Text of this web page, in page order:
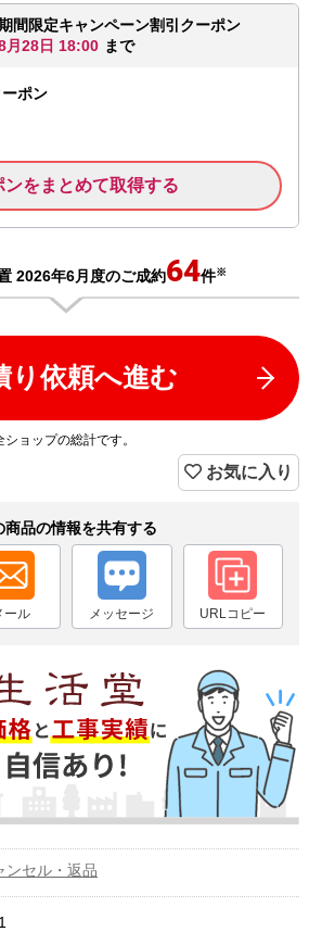
間限定キャンペーン割引クーポン
月28日 18:00 まで
ポン
ンをまとめて取得する
2026年6月度のご成約64件※
り依頼へ進む
ョップの総計です。
お気に入り
商品の情報を共有する
ール メッセージ URLコピー
ンセル・返品